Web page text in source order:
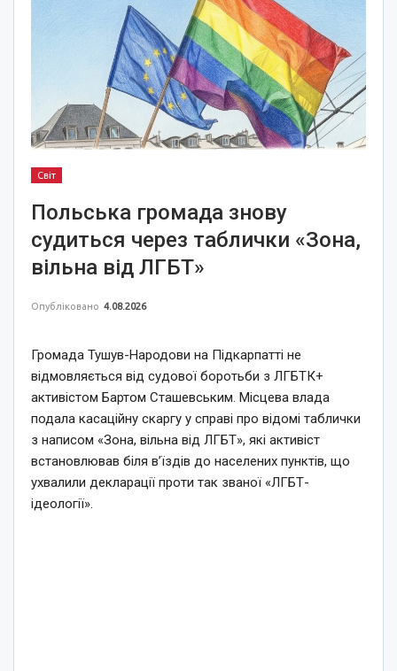
Світ
Польська громада знову
судиться через таблички «Зона,
вільна від ЛГБТ»
Опубліковано 4.08.2026
Громада Тушув-Народови на Підкарпатті не
відмовляється від судової боротьби з ЛГБТК+
активістом Бартом Сташевським. Місцева влада
подала касаційну скаргу у справі про відомі таблички
з написом «Зона, вільна від ЛГБТ», які активіст
встановлював біля в’їздів до населених пунктів, що
ухвалили декларації проти так званої «ЛГБТ-
ідеології».